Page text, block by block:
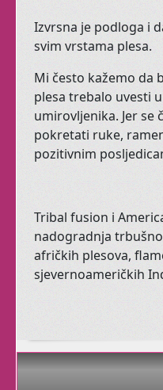
Izvrsna je podloga i
svim vrstama plesa.
Mi često kažemo da
plesa trebalo uvesti
umirovljenika. Jer se
pokretati ruke,
pozitivnim
Tribal fusion i
nadogradnja
afričkih plesova,
sjevernoameričkih